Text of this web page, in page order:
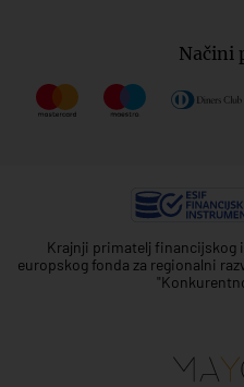
Načini
Krajnji primatelj
europskog fonda za regionalni